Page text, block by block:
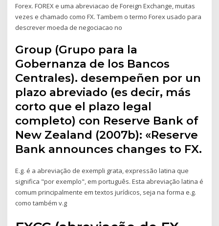
Forex. FOREX e uma abreviacao de Foreign Exchange, muitas
vezes e chamado como FX. Tambem o termo Forex usado para
descrever moeda de negociacao no
Group (Grupo para la
Gobernanza de los Bancos
Centrales). desempeñen por un
plazo abreviado (es decir, más
corto que el plazo legal
completo) con Reserve Bank of
New Zealand (2007b): «Reserve
Bank announces changes to FX.
E.g. é a abreviação de exempli grata, expressão latina que
significa "por exemplo", em português. Esta abreviação latina é
comum principalmente em textos jurídicos, seja na forma e.g.
como também v.g